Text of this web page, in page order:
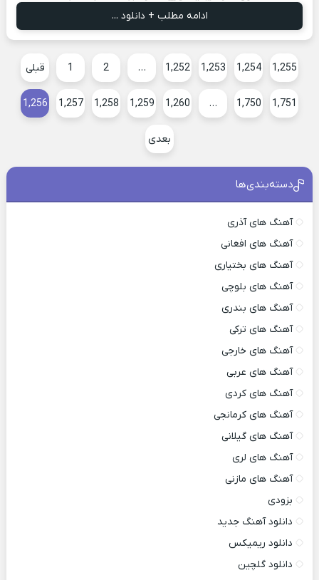
ادامه مطلب + دانلود ...
قبلی 1 2 … 1,252 1,253 1,254 1,255
1,256 1,257 1,258 1,259 1,260 … 1,750 1,751
بعدی
دسته‌بندی‌ها
آهنگ های آذری
آهنگ های افغانی
آهنگ های بختیاری
آهنگ های بلوچی
آهنگ های بندری
آهنگ های ترکی
آهنگ های خارجی
آهنگ های عربی
آهنگ های کردی
آهنگ های کرمانجی
آهنگ های گیلانی
آهنگ های لری
آهنگ های مازنی
بزودی
دانلود آهنگ جدید
دانلود ریمیکس
دانلود گلچین